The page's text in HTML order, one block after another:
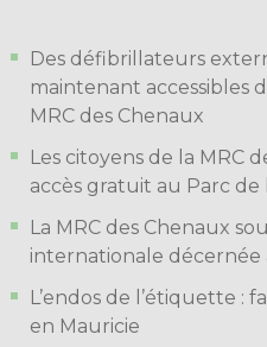
Des défibrillateurs
maintenant accessibles
MRC des Chenaux
Les citoyens de la MRC
accès gratuit au Parc de
La MRC des Chenaux
internationale décernée
L’endos de l’étiquette :
en Mauricie